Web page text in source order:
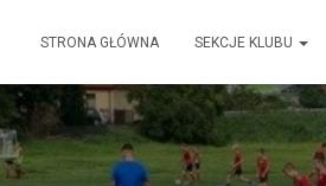
STRONA GŁÓWNA SEKCJE KLUBU